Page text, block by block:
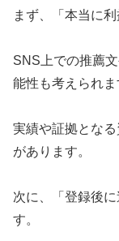
まず、「本当に
SNS上での推薦
能性も考えられま
実績や証拠とな
があります。
次に、「登録後
す。